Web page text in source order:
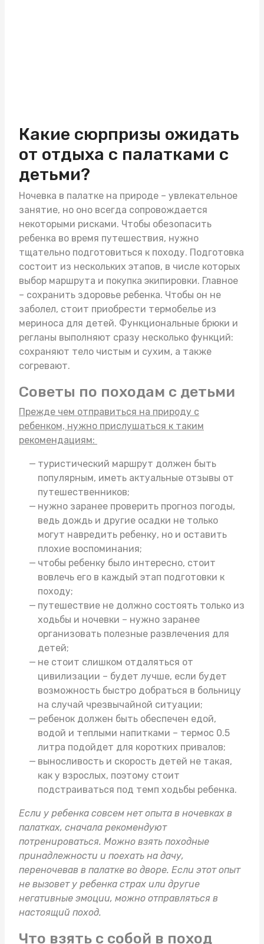
Какие сюрпризы ожидать
от отдыха с палатками с
детьми?
Ночевка в палатке на природе – увлекательное
занятие, но оно всегда сопровождается
некоторыми рисками. Чтобы обезопасить
ребенка во время путешествия, нужно
тщательно подготовиться к походу. Подготовка
состоит из нескольких этапов, в числе которых
выбор маршрута и покупка экипировки. Главное
– сохранить здоровье ребенка. Чтобы он не
заболел, стоит приобрести термобелье из
мериноса для детей. Функциональные брюки и
регланы выполняют сразу несколько функций:
сохраняют тело чистым и сухим, а также
согревают.
Советы по походам с детьми
Прежде чем отправиться на природу с
ребенком, нужно прислушаться к таким
рекомендациям:
туристический маршрут должен быть
популярным, иметь актуальные отзывы от
путешественников;
нужно заранее проверить прогноз погоды,
ведь дождь и другие осадки не только
могут навредить ребенку, но и оставить
плохие воспоминания;
чтобы ребенку было интересно, стоит
вовлечь его в каждый этап подготовки к
походу;
путешествие не должно состоять только из
ходьбы и ночевки – нужно заранее
организовать полезные развлечения для
детей;
не стоит слишком отдаляться от
цивилизации – будет лучше, если будет
возможность быстро добраться в больницу
на случай чрезвычайной ситуации;
ребенок должен быть обеспечен едой,
водой и теплыми напитками – термос 0.5
литра подойдет для коротких привалов;
выносливость и скорость детей не такая,
как у взрослых, поэтому стоит
подстраиваться под темп ходьбы ребенка.
Если у ребенка совсем нет опыта в ночевках в
палатках, сначала рекомендуют
потренироваться. Можно взять походные
принадлежности и поехать на дачу,
переночевав в палатке во дворе. Если этот опыт
не вызовет у ребенка страх или другие
негативные эмоции, можно отправляться в
настоящий поход.
Что взять с собой в поход